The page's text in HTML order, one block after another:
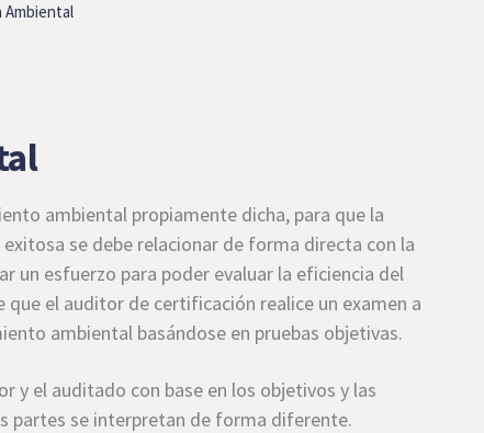
Ambiental
ambiental propiamente dicha, para que la
exitosa se debe relacionar de forma directa con la
un esfuerzo para poder evaluar la eficiencia del
que el auditor de certificación realice un examen a
ambiental basándose en pruebas objetivas.
y el auditado con base en los objetivos y las
partes se interpretan de forma diferente.